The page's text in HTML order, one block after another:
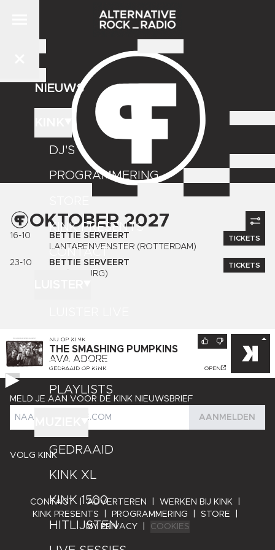
NIEUWS
DJ'S
PROGRAMMERING
KINK PRESENTS
CONTACT
GEMIST
PODCASTS
PLAYLISTS
GEDRAAID
KINK XL
KINK 1500
HITLIJSTEN
OKTOBER 2027
16-10
BETTIE SERVEERT
LANTARENVENSTER (ROTTERDAM)
TICKETS
23-10
BETTIE SERVEERT
013 (TILBURG)
TICKETS
NU OP KINK
THE SMASHING PUMPKINS
AVA ADORE
GEDRAAID OP KINK OPEN
VOLG KINK
MELD JE AAN VOOR DE KINK NIEUWSBRIEF
AANMELDEN
CONTACT ADVERTEREN WERKEN BIJ KINK
KINK PRESENTS
PROGRAMMERING STORE
MY PRIVACY
COOKIES